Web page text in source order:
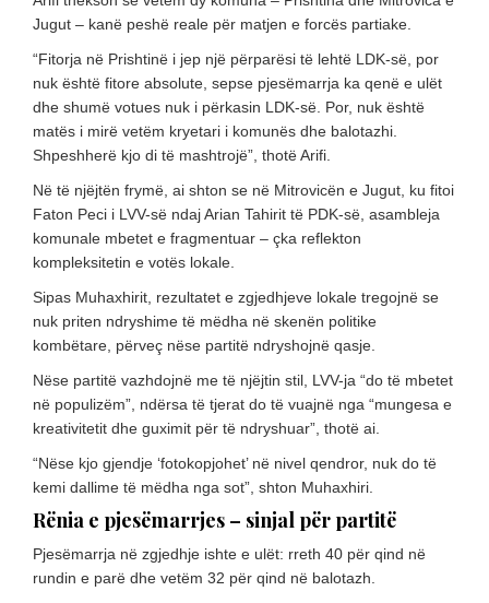
Jugut – kanë peshë reale për matjen e forcës partiake.
“Fitorja në Prishtinë i jep një përparësi të lehtë LDK-së, por
nuk është fitore absolute, sepse pjesëmarrja ka qenë e ulët
dhe shumë votues nuk i përkasin LDK-së. Por, nuk është
matës i mirë vetëm kryetari i komunës dhe balotazhi.
Shpeshherë kjo di të mashtrojë”, thotë Arifi.
Në të njëjtën frymë, ai shton se në Mitrovicën e Jugut, ku fitoi
Faton Peci i LVV-së ndaj Arian Tahirit të PDK-së, asambleja
komunale mbetet e fragmentuar – çka reflekton
kompleksitetin e votës lokale.
Sipas Muhaxhirit, rezultatet e zgjedhjeve lokale tregojnë se
nuk priten ndryshime të mëdha në skenën politike
kombëtare, përveç nëse partitë ndryshojnë qasje.
Nëse partitë vazhdojnë me të njëjtin stil, LVV-ja “do të mbetet
në populizëm”, ndërsa të tjerat do të vuajnë nga “mungesa e
kreativitetit dhe guximit për të ndryshuar”, thotë ai.
“Nëse kjo gjendje ‘fotokopjohet’ në nivel qendror, nuk do të
kemi dallime të mëdha nga sot”, shton Muhaxhiri.
Rënia e pjesëmarrjes – sinjal për partitë
Pjesëmarrja në zgjedhje ishte e ulët: rreth 40 për qind në
rundin e parë dhe vetëm 32 për qind në balotazh.